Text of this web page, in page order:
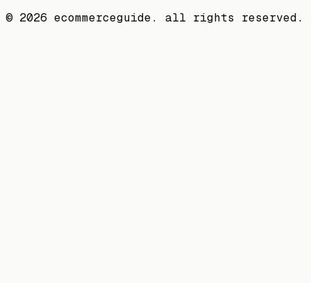
© 2026 ecommerceguide. all rights reserved.